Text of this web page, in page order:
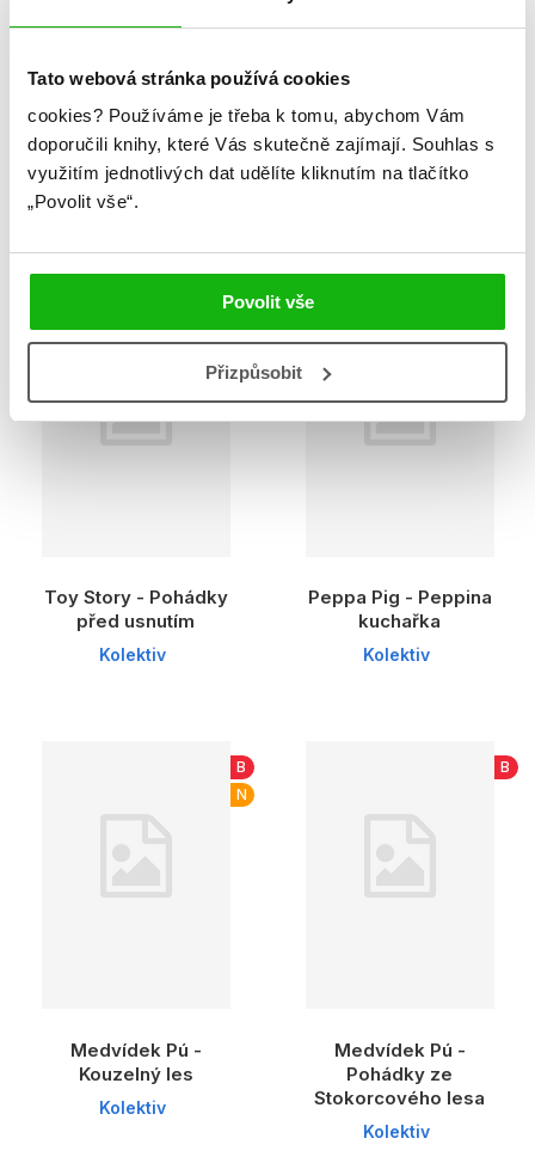
Tato webová stránka používá cookies
cookies? Používáme je třeba k tomu, abychom Vám
doporučili knihy, které Vás skutečně zajímají. Souhlas s
využitím jednotlivých dat udělíte kliknutím na tlačítko
„Povolit vše“.
Povolit vše
Přizpůsobit
Zootropolis 2 -
Dobrodružství ve
Městě zvířat
Kolektiv
Tlapková patrola -
Záchranářské pohádky
Kolektiv
B
N
Toy Story - Pohádky
před usnutím
Kolektiv
Peppa Pig - Peppina
kuchařka
Kolektiv
B
N
Medvídek Pú -
Kouzelný les
Kolektiv
B
Medvídek Pú -
Pohádky ze
Stokorcového lesa
Kolektiv